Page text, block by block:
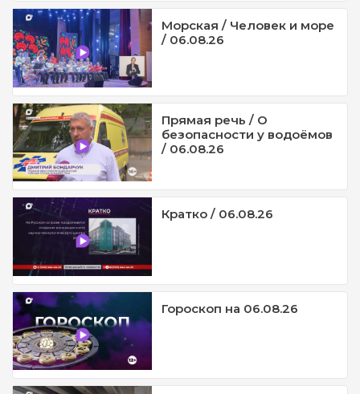
Морская / Человек и море
/ 06.08.26
Прямая речь / О
безопасности у водоёмов
/ 06.08.26
Кратко / 06.08.26
Гороскоп на 06.08.26